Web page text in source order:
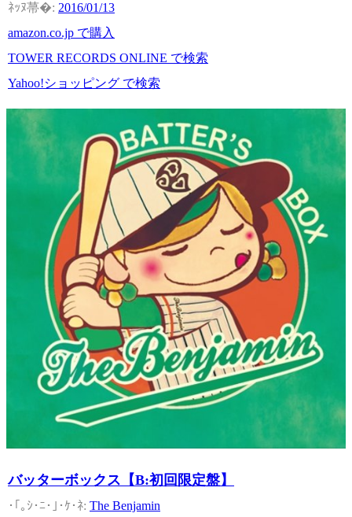
2016/01/13
amazon.co.jp で購入
TOWER RECORDS ONLINE で検索
Yahoo!ショッピング で検索
バッターボックス【B:初回限定盤】
The Benjamin